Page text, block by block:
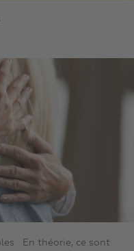
En théorie, ce sont